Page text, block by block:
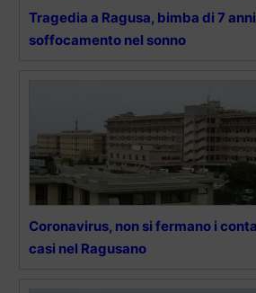
Tragedia a Ragusa, bimba di 7
soffocamento nel sonno
Coronavirus, non si fermano i
casi nel Ragusano